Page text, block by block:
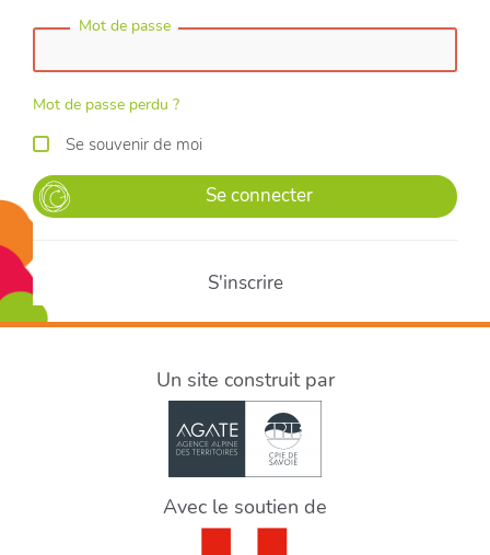
Mot de passe
Mot de passe perdu ?
Se souvenir de moi
Se connecter
S'inscrire
Un site construit par
Avec le soutien de